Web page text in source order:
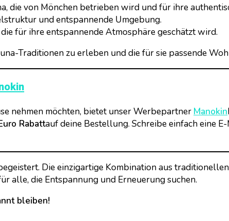
die von Mönchen betrieben wird und für ihre
und entspannende Umgebung.
für ihre entspannende Atmosphäre geschätzt wird.
Traditionen zu erleben und die für sie passende
nehmen möchten, bietet unser Werbepartner Manokin
Rabattauf deine Bestellung. Schreibe einfach eine
Die einzigartige Kombination aus
alle, die Entspannung und Erneuerung suchen.
bleiben!